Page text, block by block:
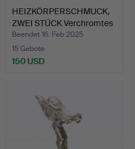
HEIZKÖRPERSCHMUCK,
ZWEI STÜCK Verchromtes
…
Beendet 16. Feb 2025
15 Gebote
150 USD